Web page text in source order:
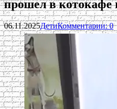
прошел в котокафе
06.11.2025ДетиКомментарии: 0